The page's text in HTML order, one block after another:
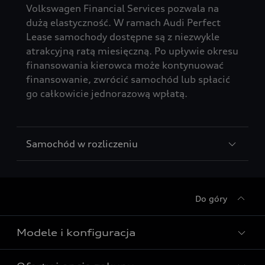
Volkswagen Financial Services pozwala na
dużą elastyczność. W ramach Audi Perfect
Lease samochody dostępne są z niezwykle
atrakcyjną ratą miesięczną. Po upływie okresu
finansowania kierowca może kontynuować
finansowanie, zwrócić samochód lub spłacić
go całkowicie jednorazową wpłatą.
Samochód w rozliczeniu
Do góry
Modele i konfiguracja